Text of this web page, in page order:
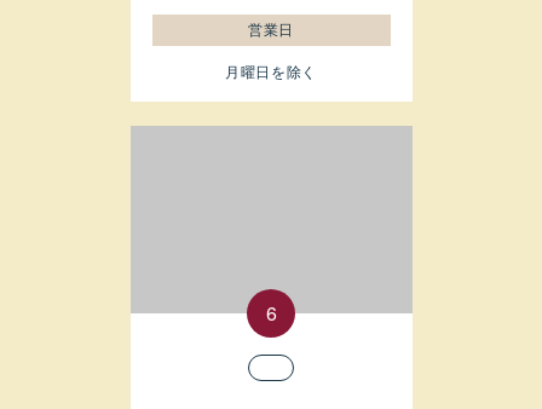
営業日
月曜日を除く